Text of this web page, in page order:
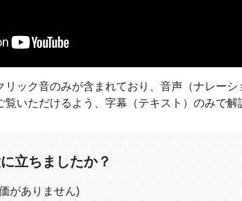
リック音のみが含まれており、音声（ナレー
いただけるよう、字幕（テキスト）のみで解
立ちましたか？
がありません)